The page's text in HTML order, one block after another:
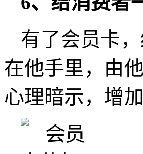
有了会员卡
在他手里，由
心理暗示，增